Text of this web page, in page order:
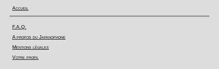
Accueil
F.A.Q.
A propos du Japanophone
Mentions légales
Votre profil